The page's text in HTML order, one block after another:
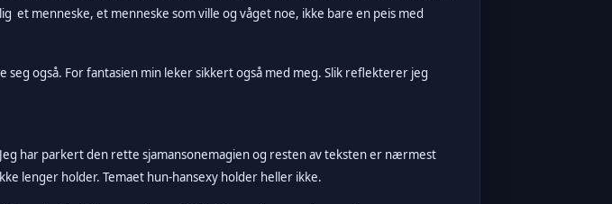
et menneske, et menneske som ville og våget noe, ikke bare en peis med
også. For fantasien min leker sikkert også med meg. Slik reflekterer jeg
har parkert den rette sjamansonemagien og resten av teksten er nærmest
lenger holder. Temaet hun-hansexy holder heller ikke.